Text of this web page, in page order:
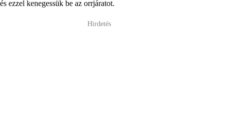
és ezzel kenegessük be az orrjáratot.
Hirdetés